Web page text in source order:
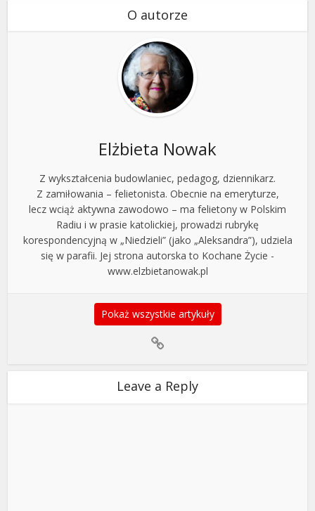
O autorze
Elżbieta Nowak
Z wykształcenia budowlaniec, pedagog, dziennikarz.
Z zamiłowania – felietonista. Obecnie na emeryturze,
lecz wciąż aktywna zawodowo – ma felietony w Polskim
Radiu i w prasie katolickiej, prowadzi rubrykę
korespondencyjną w „Niedzieli” (jako „Aleksandra”), udziela
się w parafii. Jej strona autorska to Kochane Życie -
www.elzbietanowak.pl
Pokaż wszystkie artykuły
Leave a Reply